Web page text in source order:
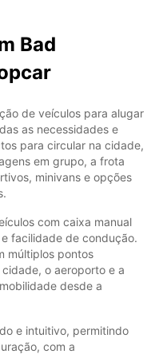
Bad
de veículos para alugar
as necessidades e
para circular na cidade,
em grupo, a frota
minivans e opções
com caixa manual
facilidade de condução.
múltiplos pontos
o aeroporto e a
desde a
e intuitivo, permitindo
com a